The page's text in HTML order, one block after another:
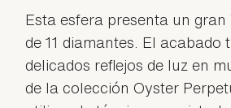
Esta esfera presenta un gran
de 11 diamantes. El acabado
delicados reflejos de luz en
de la colección Oyster